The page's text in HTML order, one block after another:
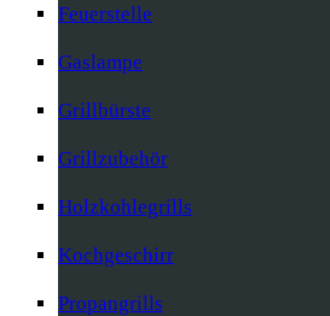
Feuerstelle
Gaslampe
Grillbürste
Grillzubehör
Holzkohlegrills
Kochgeschirr
Propangrills